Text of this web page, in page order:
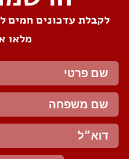
לקבלת עדכונים חמים
מלאו